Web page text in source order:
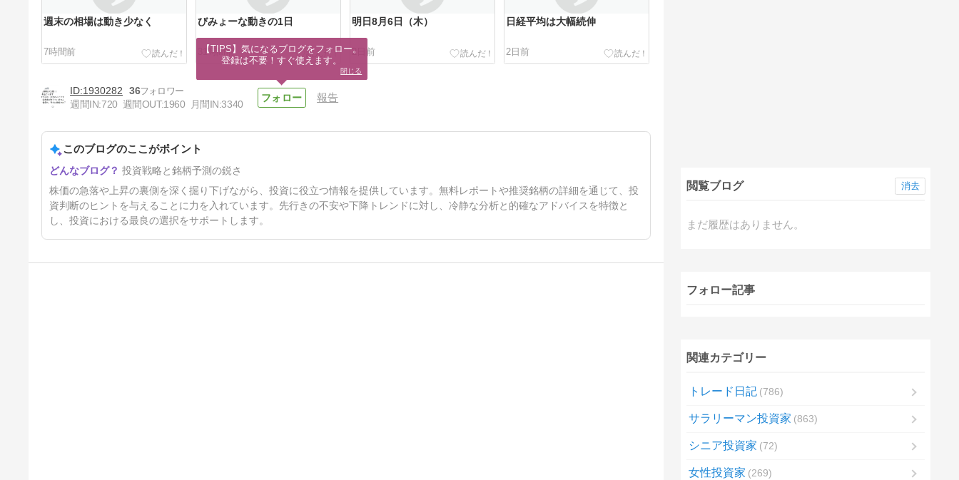
週末の相場は動き少なく
7時間前
びみょーな動きの1日
31時間前
明日8月6日（木）
2日前
日経平均は大幅続伸
2日前
【重要告知】超重要なので2日
連続でのお知らせ
3日前
1930282
36
週間IN:720 週間OUT:1960 月間IN:3340
報告
このブログのここがポイント
投資戦略と銘柄予測の鋭さ
株価の急落や上昇の裏側を深く掘り下げながら、投資に役立つ情報を提供しています。無料レポートや推奨銘柄の詳細を通じて、投
資判断のヒントを与えることに力を入れています。先行きの不安や下降トレンドに対し、冷静な分析と的確なアドバイスを特徴と
し、投資における最良の選択をサポートします。
閲覧ブログ
まだ履歴はありません。
消去
フォロー記事
関連カテゴリー
トレード日記 786
サラリーマン投資家 863
シニア投資家 72
女性投資家 269
【TIPS】気になるブログをフォロー。
登録は不要！すぐ使えます。
閉じる